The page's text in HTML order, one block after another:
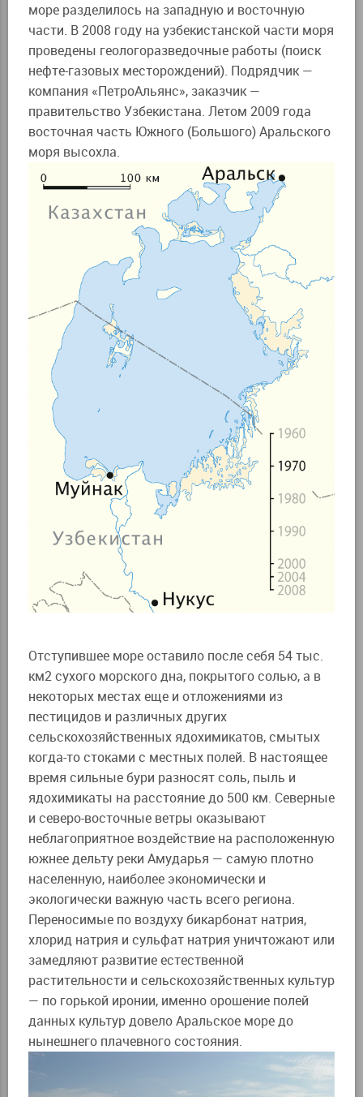
море разделилось на западную и восточную
части. В 2008 году на узбекистанской части моря
проведены геологоразведочные работы (поиск
нефте-газовых месторождений). Подрядчик —
компания «ПетроАльянс», заказчик —
правительство Узбекистана. Летом 2009 года
восточная часть Южного (Большого) Аральского
моря высохла.
Отступившее море оставило после себя 54 тыс.
км2 сухого морского дна, покрытого солью, а в
некоторых местах еще и отложениями из
пестицидов и различных других
сельскохозяйственных ядохимикатов, смытых
когда-то стоками с местных полей. В настоящее
время сильные бури разносят соль, пыль и
ядохимикаты на расстояние до 500 км. Северные
и северо-восточные ветры оказывают
неблагоприятное воздействие на расположенную
южнее дельту реки Амударья — самую плотно
населенную, наиболее экономически и
экологически важную часть всего региона.
Переносимые по воздуху бикарбонат натрия,
хлорид натрия и сульфат натрия уничтожают или
замедляют развитие естественной
растительности и сельскохозяйственных культур
— по горькой иронии, именно орошение полей
данных культур довело Аральское море до
нынешнего плачевного состояния.